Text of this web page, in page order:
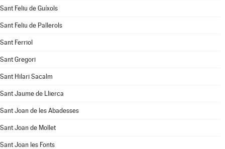
Sant Feliu de Guíxols
Sant Feliu de Pallerols
Sant Ferriol
Sant Gregori
Sant Hilari Sacalm
Sant Jaume de Llierca
Sant Joan de les Abadesses
Sant Joan de Mollet
Sant Joan les Fonts